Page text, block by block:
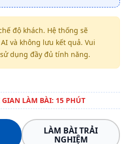
độ khách. Hệ thống sẽ
và không lưu kết quả. Vui
dụng đầy đủ tính năng.
GIAN LÀM BÀI: 15 PHÚT
LÀM BÀI TRẢI
NGHIỆM